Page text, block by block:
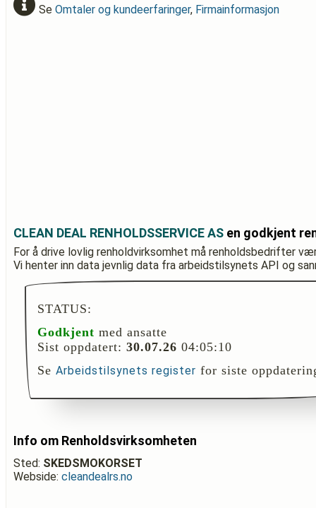
Se Omtaler og kundeerfaringer, Firmainformasjon
CLEAN DEAL RENHOLDSSERVICE AS en godkjent
For å drive lovlig renholdvirksomhet må renholdsbedrifter
Vi henter inn data jevnlig data fra arbeidstilsynets API og
STATUS:
Godkjent med ansatte
Sist oppdatert: 30.07.26 04:05:10
Se Arbeidstilsynets register for siste
Info om Renholdsvirksomheten
Sted: SKEDSMOKORSET
Webside: cleandealrs.no